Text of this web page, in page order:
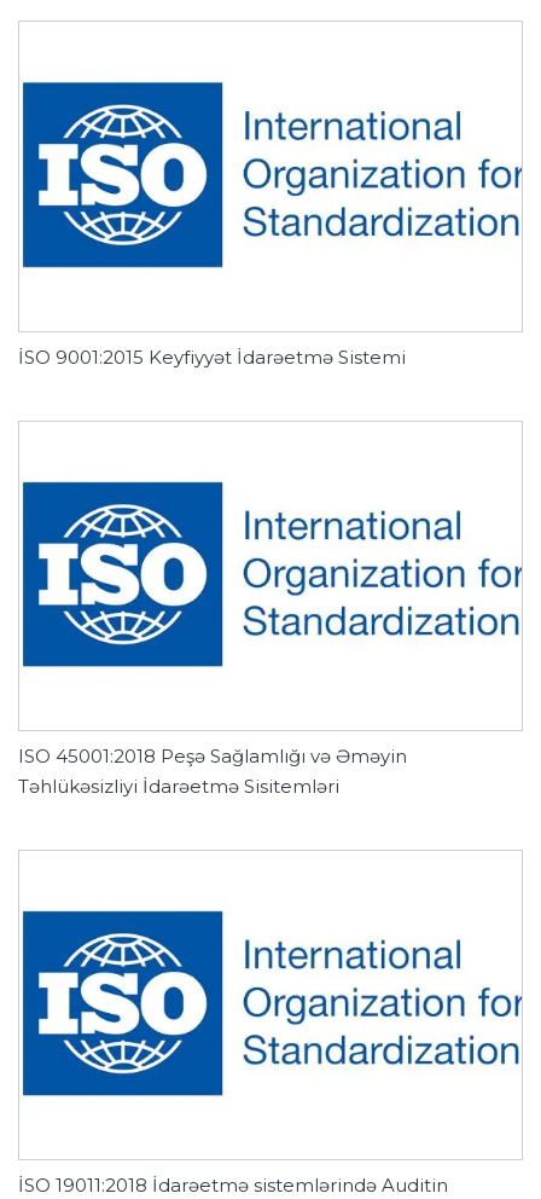
İSO 9001:2015 Keyfiyyət İdarəetmə Sistemi
ISO 45001:2018 Peşə Sağlamlığı və Əməyin
Təhlükəsizliyi İdarəetmə Sisitemləri
İSO 19011:2018 İdarəetmə sistemlərində Auditin